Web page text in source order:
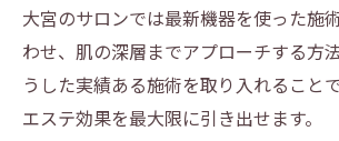
大宮のサロンでは最新機器を使った施
わせ、肌の深層までアプローチする方
うした実績ある施術を取り入れること
エステ効果を最大限に引き出せます。